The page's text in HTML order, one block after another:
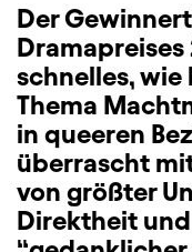
Der
schnelles, wie
Thema
in queeren
überrascht
von größter
Direktheit